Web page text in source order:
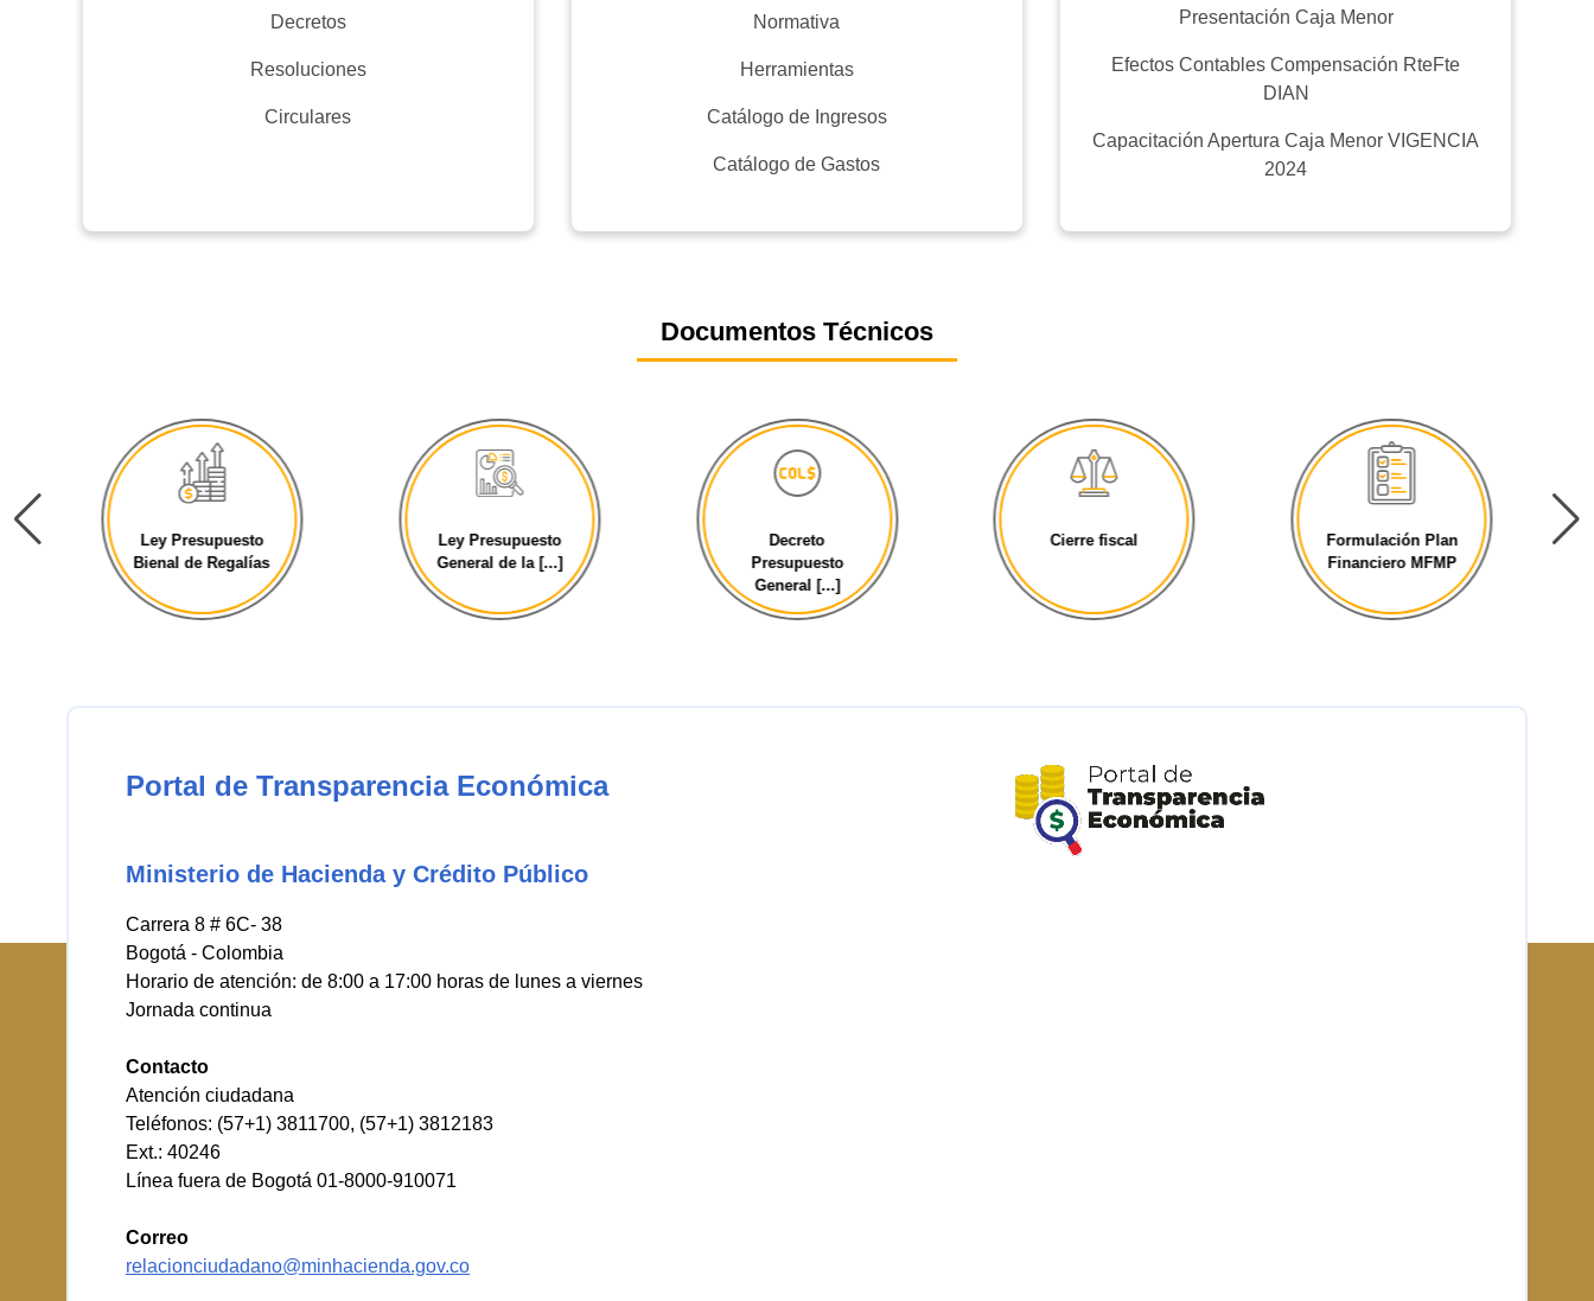
Decretos
Resoluciones
Circulares
Normativa
Herramientas
Catálogo de Ingresos
Catálogo de Gastos
Presentación Caja Menor
Efectos Contables Compensación RteFte
DIAN
Capacitación Apertura Caja Menor VIGENCIA
2024
Documentos Técnicos
Ley Presupuesto
Bienal de Regalías
Ley Presupuesto
General de la [...]
Decreto
Presupuesto
General [...]
Cierre fiscal
Formulación Plan
Financiero MFMP
Portal de Transparencia Económica
Ministerio de Hacienda y Crédito Público
Carrera 8 # 6C- 38
Bogotá - Colombia
Horario de atención: de 8:00 a 17:00 horas de lunes a viernes
Jornada continua
Contacto
Atención ciudadana
Teléfonos: (57+1) 3811700, (57+1) 3812183
Ext.: 40246
Línea fuera de Bogotá 01-8000-910071
Correo
relacionciudadano@minhacienda.gov.co